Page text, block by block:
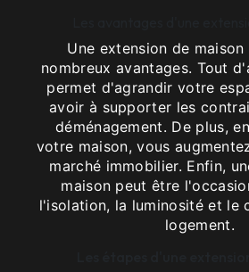
Une extension de
nombreux avantages. Tout
permet d'agrandir votre
avoir à supporter les
déménagement. De plus,
votre maison, vous
marché immobilier. Enfin,
maison peut être
l'isolation, la luminosité et le
logement.